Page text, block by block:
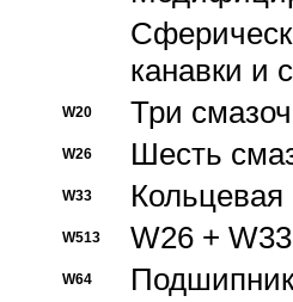
канавки и
W20 Три
W26 Шесть
W33 Кольцевая
W513 W26 + W33
W64